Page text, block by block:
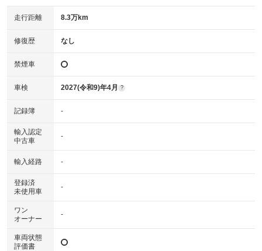
走行距離 8.3万km
修復歴 なし
禁煙車
車検 2027(令和9)年4月 ?
記録簿 -
輸入認定
中古車
-
輸入経路 -
登録済
未使用車
-
ワン
オーナー
-
車両状態
評価書